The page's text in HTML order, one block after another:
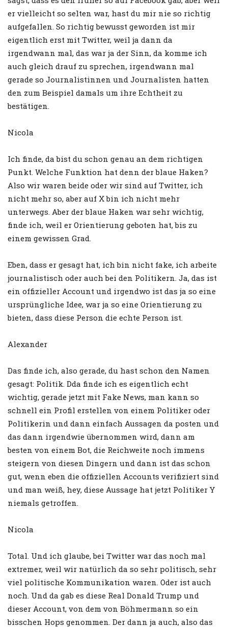
er vielleicht so selten war, hast du mir nie so richtig
aufgefallen. So richtig bewusst geworden ist mir
eigentlich erst mit Twitter, weil ja dann da
irgendwann mal, das war ja der Sinn, da komme ich
auch gleich drauf zu sprechen, irgendwann mal
gerade so Journalistinnen und Journalisten hatten
den zum Beispiel damals um ihre Echtheit zu
bestätigen.
Nicola
Ich finde, da bist du schon genau an dem richtigen
Punkt. Welche Funktion hat denn der blaue Haken?
Also wir waren beide oder wir sind auf Twitter, ich
nicht mehr so, aber auf X bin ich nicht mehr
unterwegs. Aber der blaue Haken war sehr wichtig,
finde ich, weil er Orientierung geboten hat, bis zu
einem gewissen Grad.
Eben, dass er gesagt hat, ich bin nicht fake, ich arbeite
journalistisch oder auch bei den Politikern. Ja, das ist
ein offizieller Account und irgendwo ist das ja so eine
ursprüngliche Idee, war ja so eine Orientierung zu
bieten, dass diese Person die echte Person ist.
Alexander
Das finde ich, also gerade, du hast schon den Namen
gesagt: Politik. Dda finde ich es eigentlich echt
wichtig, gerade jetzt mit Fake News, man kann so
schnell ein Profil erstellen von einem Politiker oder
Politikerin und dann einfach Aussagen da posten und
das dann irgendwie übernommen wird, dann am
besten von einem Bot, die Reichweite noch immens
steigern von diesen Dingern und dann ist das schon
gut, wenn eben die offiziellen Accounts verifiziert sind
und man weiß, hey, diese Aussage hat jetzt Politiker Y
niemals getroffen.
Nicola
Total. Und ich glaube, bei Twitter war das noch mal
extremer, weil wir natürlich da so sehr politisch, sehr
viel politische Kommunikation waren. Oder ist auch
noch. Und da gab es diese Real Donald Trump und
dieser Account, von dem von Böhmermann so ein
bisschen Hops genommen. Der dann ja auch, also das